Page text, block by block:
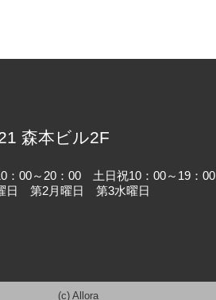
森本ビル2F
：00～20：00 土日祝10：00～19：00
日 第2月曜日 第3水曜日
(c) Allora